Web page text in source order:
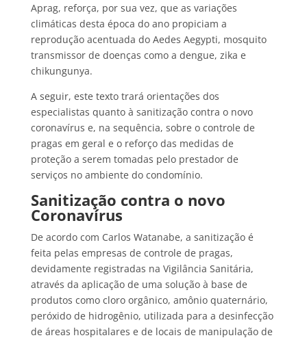
Aprag, reforça, por sua vez, que as variações
climáticas desta época do ano propiciam a
reprodução acentuada do Aedes Aegypti, mosquito
transmissor de doenças como a dengue, zika e
chikungunya.
A seguir, este texto trará orientações dos
especialistas quanto à sanitização contra o novo
coronavírus e, na sequência, sobre o controle de
pragas em geral e o reforço das medidas de
proteção a serem tomadas pelo prestador de
serviços no ambiente do condomínio.
Sanitização contra o novo
Coronavírus
De acordo com Carlos Watanabe, a sanitização é
feita pelas empresas de controle de pragas,
devidamente registradas na Vigilância Sanitária,
através da aplicação de uma solução à base de
produtos como cloro orgânico, amônio quaternário,
peróxido de hidrogênio, utilizada para a desinfecção
de áreas hospitalares e de locais de manipulação de